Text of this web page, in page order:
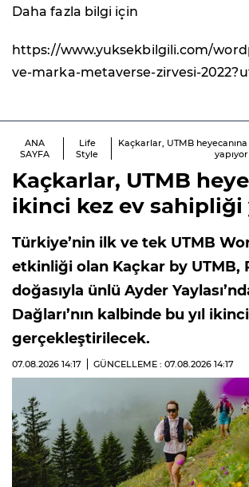
Daha fazla bilgi için
https://www.yuksekbilgili.com/
ve-marka-metaverse-zirvesi-
ANA
SAYFA
Life
Style
Kaçkarlar, UTMB
yapıyor
Kaçkarlar, UTMB
ikinci kez ev sahipliği
Türkiye’nin ilk ve tek UTMB
etkinliği olan Kaçkar by UTMB,
doğasıyla ünlü Ayder
Dağları’nın kalbinde bu yıl
gerçekleştirilecek.
07.08.2026 14:17 GÜNCELLEME : 07.08.2026 14:17